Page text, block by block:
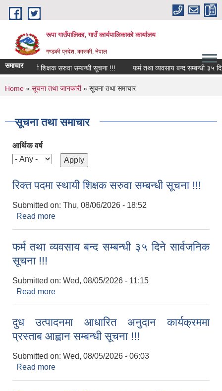
Skip to main content
रूपा गाउँपालिका, गाउँ कार्यपालिकाको कार्यालय
गण्डकी प्रदेश, कास्की, नेपाल
समाचार
स्थायी शिक्षक सरुवा सम्बन्धी सूचना !!! फर्म तथा व्यवसाय बन्द सम्बन्धी ३५ दिने
You are here
Home » सूचना तथा जानकारी» सूचना तथा समाचार
सूचना तथा समाचार
आर्थिक वर्ष
रिक्त पदमा स्थायी शिक्षक सरुवा सम्बन्धी सूचना !!!
Submitted on: Thu, 08/06/2026 - 18:52
Read more
फर्म तथा व्यवसाय बन्द सम्बन्धी ३५ दिने सार्वजनिक
सूचना !!!
Submitted on: Wed, 08/05/2026 - 11:15
Read more
दुध उत्पादनमा आधारित अनुदान कार्यक्रममा
प्रस्ताब आह्वान सम्बन्धी सूचना !!!
Submitted on: Wed, 08/05/2026 - 06:03
Read more